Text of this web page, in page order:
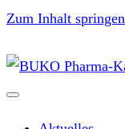
Zum Inhalt springen